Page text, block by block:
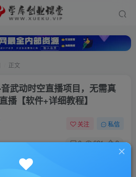
正文
武动时空直播项目，无需真
播【软件+详细教程】
关注 私信
0 621 2